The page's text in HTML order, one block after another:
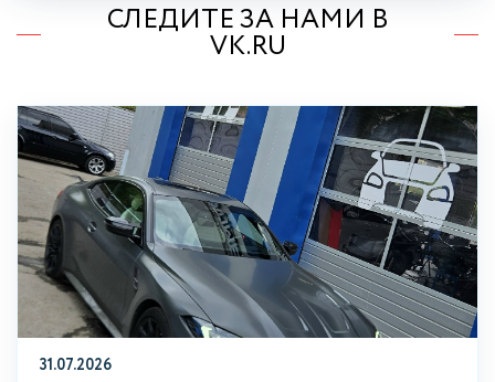
СЛЕДИТЕ ЗА НАМИ В
VK.RU
31.07.2026